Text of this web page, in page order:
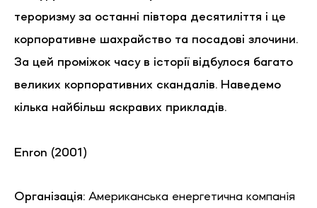
тероризму за останні півтора десятиліття і це
корпоративне шахрайство та посадові злочини.
За цей проміжок часу в історії відбулося багато
великих корпоративних скандалів. Наведемо
кілька найбільш яскравих прикладів.
Enron (2001)
Організація: Американська енергетична компанія